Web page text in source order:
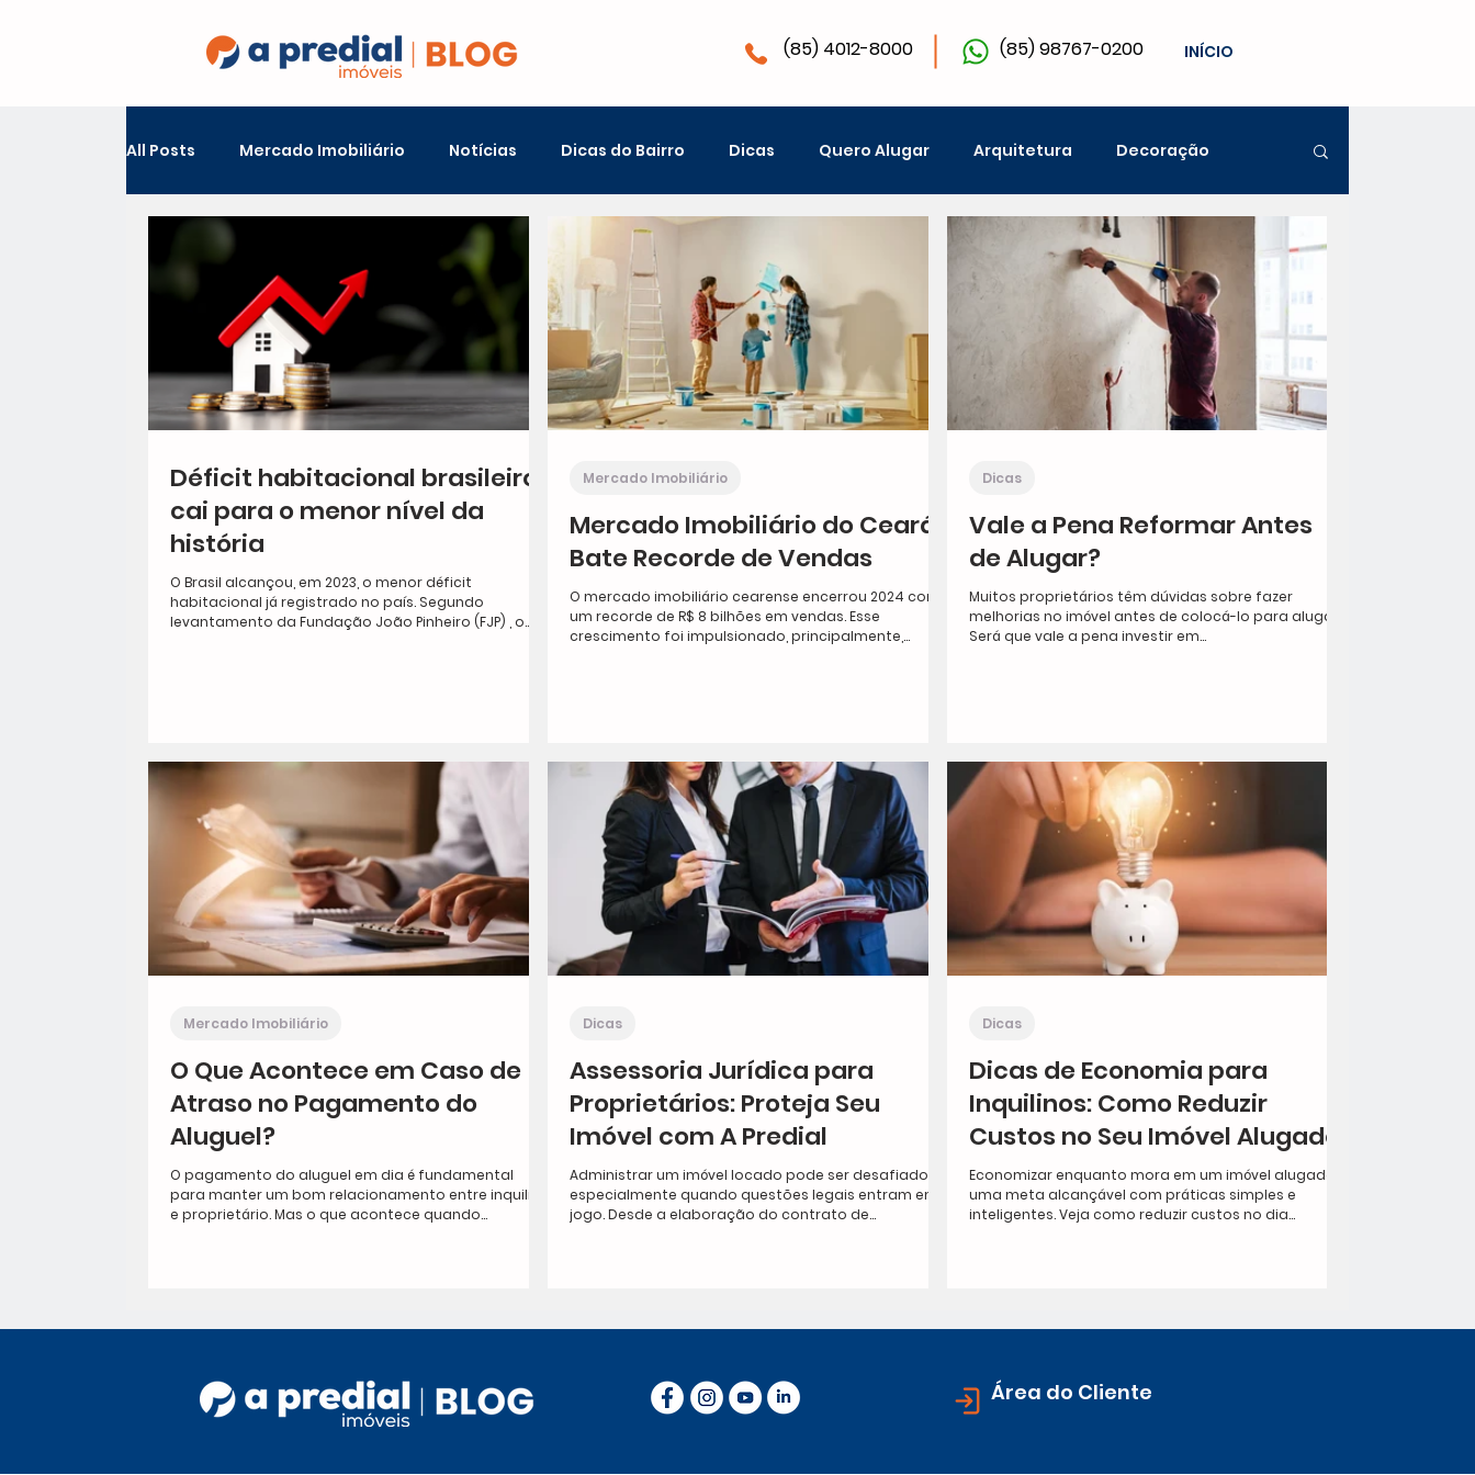
(85) 4012-8000 (85) 98767-0200 INÍCIO
All Posts Mercado Imobiliário Notícias Dicas do Bairro Dicas Quero Alugar Arquitetura Decoração
Déficit habitacional brasileiro
cai para o menor nível da
história
O Brasil alcançou, em 2023, o menor déficit
habitacional já registrado no país. Segundo
levantamento da Fundação João Pinheiro (FJP) , o...
Mercado Imobiliário do Ceará
Bate Recorde de Vendas
O mercado imobiliário cearense encerrou 2024 com
um recorde de R$ 8 bilhões em vendas. Esse
crescimento foi impulsionado, principalmente,...
Mercado Imobiliário
Vale a Pena Reformar Antes
de Alugar?
Muitos proprietários têm dúvidas sobre fazer
melhorias no imóvel antes de colocá-lo para alugar.
Será que vale a pena investir em...
Dicas
O Que Acontece em Caso de
Atraso no Pagamento do
Aluguel?
O pagamento do aluguel em dia é fundamental
para manter um bom relacionamento entre inquilino
e proprietário. Mas o que acontece quando...
Mercado Imobiliário
Assessoria Jurídica para
Proprietários: Proteja Seu
Imóvel com A Predial
Administrar um imóvel locado pode ser desafiador,
especialmente quando questões legais entram em
jogo. Desde a elaboração do contrato de...
Dicas
Dicas de Economia para
Inquilinos: Como Reduzir
Custos no Seu Imóvel Alugado
Economizar enquanto mora em um imóvel alugado é
uma meta alcançável com práticas simples e
inteligentes. Veja como reduzir custos no dia...
Dicas
Área do Cliente